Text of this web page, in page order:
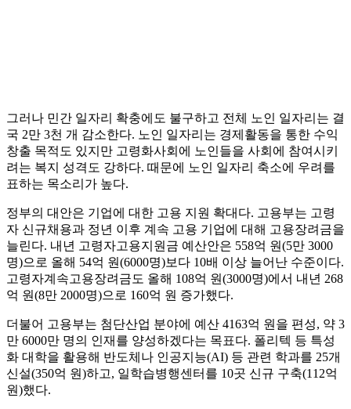
그러나 민간 일자리 확충에도 불구하고 전체 노인 일자리는 결
국 2만 3천 개 감소한다. 노인 일자리는 경제활동을 통한 수익
창출 목적도 있지만 고령화사회에 노인들을 사회에 참여시키
려는 복지 성격도 강하다. 때문에 노인 일자리 축소에 우려를
표하는 목소리가 높다.
정부의 대안은 기업에 대한 고용 지원 확대다. 고용부는 고령
자 신규채용과 정년 이후 계속 고용 기업에 대해 고용장려금을
늘린다. 내년 고령자고용지원금 예산안은 558억 원(5만 3000
명)으로 올해 54억 원(6000명)보다 10배 이상 늘어난 수준이다.
고령자계속고용장려금도 올해 108억 원(3000명)에서 내년 268
억 원(8만 2000명)으로 160억 원 증가했다.
더불어 고용부는 첨단산업 분야에 예산 4163억 원을 편성, 약 3
만 6000만 명의 인재를 양성하겠다는 목표다. 폴리텍 등 특성
화 대학을 활용해 반도체나 인공지능(AI) 등 관련 학과를 25개
신설(350억 원)하고, 일학습병행센터를 10곳 신규 구축(112억
원)했다.